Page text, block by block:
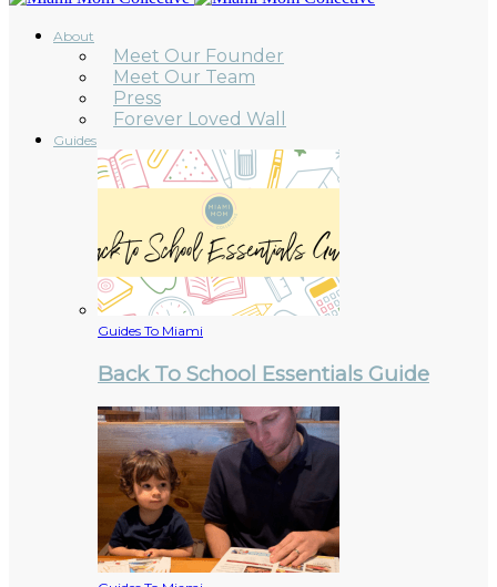
About
Meet Our Founder
Meet Our Team
Press
Forever Loved Wall
Guides
Guides To Miami
Back To School Essentials Guide